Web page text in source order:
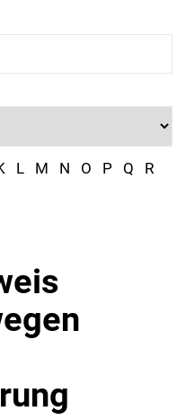
L M N O P Q
R